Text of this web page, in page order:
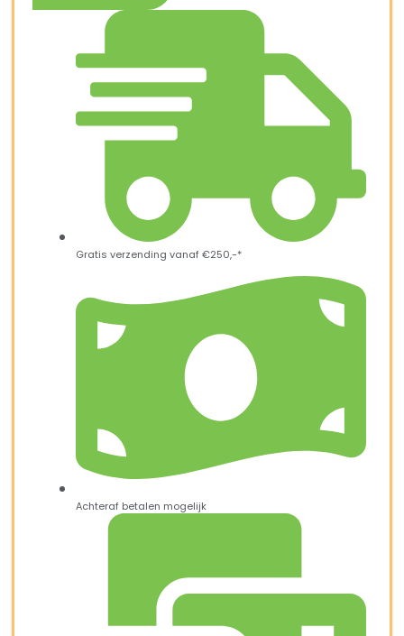
Gratis verzending vanaf €250,-*
Achteraf betalen mogelijk